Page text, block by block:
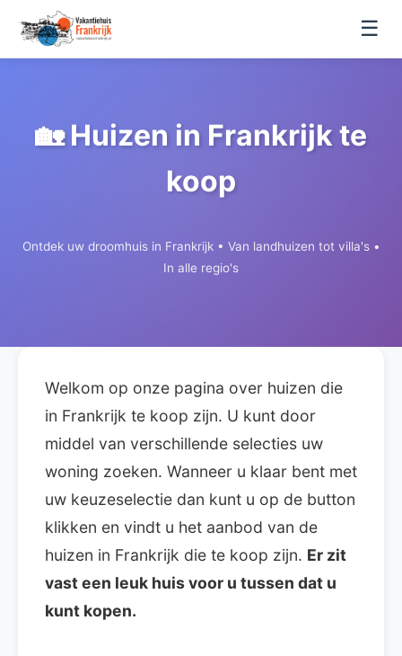
☰
🏡 Huizen in Frankrijk te
koop
Ontdek uw droomhuis in Frankrijk • Van landhuizen tot villa's •
In alle regio's
Welkom op onze pagina over huizen die
in Frankrijk te koop zijn. U kunt door
middel van verschillende selecties uw
woning zoeken. Wanneer u klaar bent met
uw keuzeselectie dan kunt u op de button
klikken en vindt u het aanbod van de
huizen in Frankrijk die te koop zijn. Er zit
vast een leuk huis voor u tussen dat u
kunt kopen.